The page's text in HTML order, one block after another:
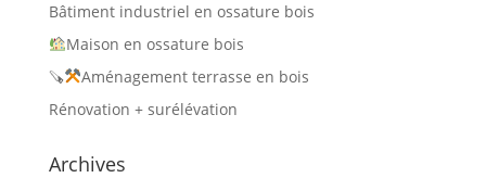
Bâtiment industriel en ossature bois
Maison en ossature bois
🪚
Aménagement terrasse en bois
Rénovation + surélévation
Archives